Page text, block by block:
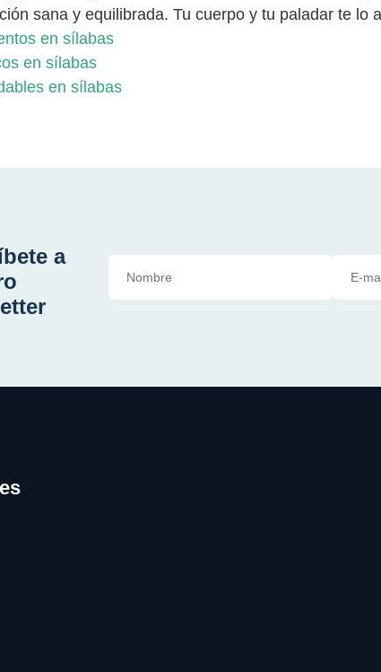
sana y equilibrada. Tu cuerpo y tu paladar te lo
en sílabas
en sílabas
en sílabas
a